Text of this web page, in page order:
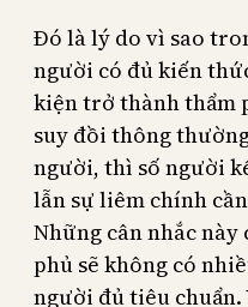
Đó là lý do vì sao
người có đủ kiến
kiện trở thành thẩm
suy đồi thông
người, thì số người
lẫn sự liêm chính
Những cân nhắc
phủ sẽ không có
người đủ tiêu